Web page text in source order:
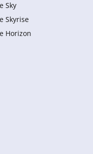
Sky
Skyrise
Horizon